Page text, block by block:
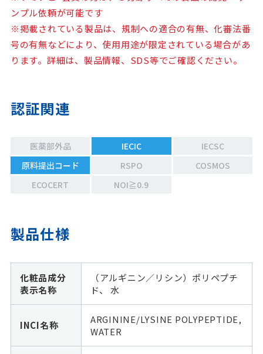
ンプル依頼が可能です
※掲載されている製品は、規制への適合の有無、化審法番
号の有無などにより、使用用途が限定されている場合があ
ります。詳細は、製品情報、SDS等でご確認ください。
認証関連
医薬部外品 IECIC
IECSC
原料提出コード
RSPO
COSMOS
ECOCERT
NOI≧0.9
製品仕様
化粧品成分
表示名称
（アルギニン／リシン）ポリペプチ
ド、 水
INCI名称
ARGININE/LYSINE POLYPEPTIDE,
WATER